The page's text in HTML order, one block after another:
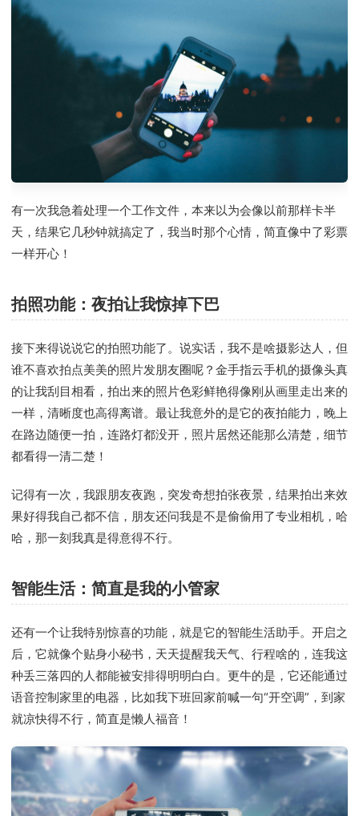
有一次我急着处理一个工作文件，本来以为会像以前那样卡半
天，结果它几秒钟就搞定了，我当时那个心情，简直像中了彩票
一样开心！
拍照功能：夜拍让我惊掉下巴
接下来得说说它的拍照功能了。说实话，我不是啥摄影达人，但
谁不喜欢拍点美美的照片发朋友圈呢？金手指云手机的摄像头真
的让我刮目相看，拍出来的照片色彩鲜艳得像刚从画里走出来的
一样，清晰度也高得离谱。最让我意外的是它的夜拍能力，晚上
在路边随便一拍，连路灯都没开，照片居然还能那么清楚，细节
都看得一清二楚！
记得有一次，我跟朋友夜跑，突发奇想拍张夜景，结果拍出来效
果好得我自己都不信，朋友还问我是不是偷偷用了专业相机，哈
哈，那一刻我真是得意得不行。
智能生活：简直是我的小管家
还有一个让我特别惊喜的功能，就是它的智能生活助手。开启之
后，它就像个贴身小秘书，天天提醒我天气、行程啥的，连我这
种丢三落四的人都能被安排得明明白白。更牛的是，它还能通过
语音控制家里的电器，比如我下班回家前喊一句“开空调”，到家
就凉快得不行，简直是懒人福音！